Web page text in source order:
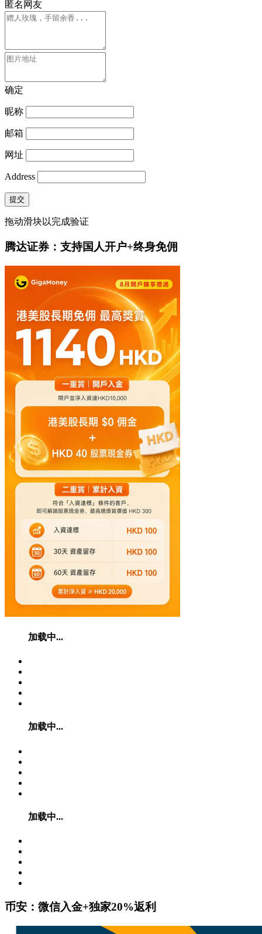
匿名网友
确定
昵称
邮箱
网址
Address
提交
拖动滑块以完成验证
腾达证券：支持国人开户+终身免佣
加载中...
加载中...
加载中...
币安：微信入金+独家20%返利